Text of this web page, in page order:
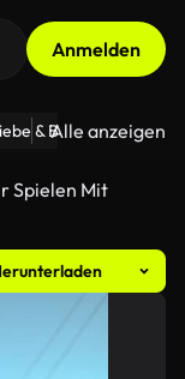
Anmelden
& Beziehungen
Alle anzeigen
Spielen Mit